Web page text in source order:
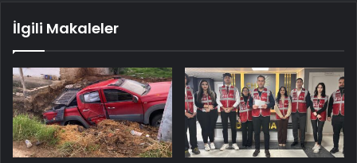
İlgili Makaleler